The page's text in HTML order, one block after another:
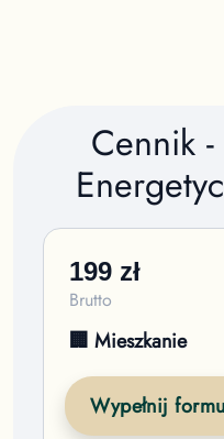
Cennik
199 zł
Brutto
🏢 Mieszkanie
Wypełnij